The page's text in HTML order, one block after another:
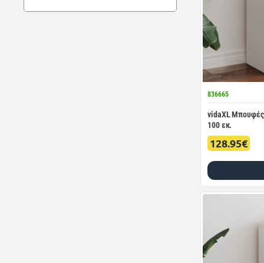
836665
vidaXL Μπουφές
100 εκ.
128.95€